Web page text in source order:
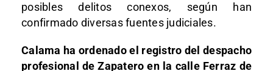
posibles delitos conexos, según han
confirmado diversas fuentes judiciales.
Calama ha ordenado el registro del despacho
profesional de Zapatero en la calle Ferraz de